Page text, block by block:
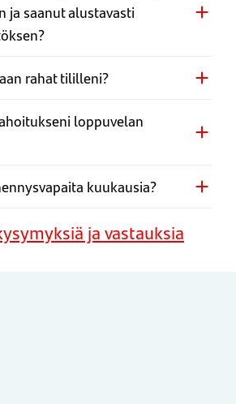
ja saanut alustavasti
rahat tililleni?
loppuvelan
kuukausia?
ja vastauksia